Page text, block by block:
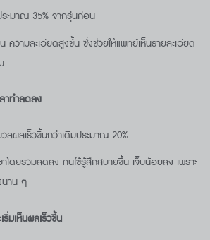
ะมาณ 35% จากรุ่นก่อน
ความละเอียดสูงขึ้น ซึ่งช่วยให้แพทย์เห็นรายละเอียด
าทำลดลง
วลผลเร็วขึ้นกว่าเดิมประมาณ 20%
ษาโดยรวมลดลง คนไข้รู้สึกสบายขึ้น เจ็บน้อยลง เพราะ
าน ๆ
มเห็นผลเร็วขึ้น